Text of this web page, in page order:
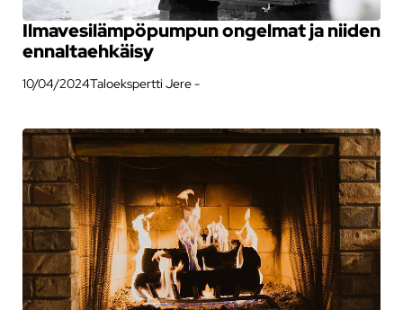
Ilmavesilämpöpumpun ongelmat ja niiden
ennaltaehkäisy
10/04/2024Taloekspertti Jere -